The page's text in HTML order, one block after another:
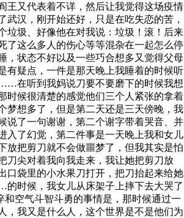
王又代表着不详，然后让我觉得这场疫情
汉，刚开始还好，只是在吃失恋的苦，
垃圾、好像他在对我说：垃圾！滚！后来
了这么多人的伤心等等混杂在一起怎么停
，状态不好以及一些巧合想多又觉得父母
有疑点，一件是那天晚上我睡着的时候听
在听到我妈说刀要不要磨下的时候我想
时候很清楚的感觉他们三个人紧张的拿着
梦想多了，但是第二天还是三天傍晚，我
说了一句谢谢，第二个谢字带着哭音、并
入了幻觉，第二件事是一天晚上我和女儿
放把剪刀就不会做噩梦了，但我其实是怕
刀尖对着我向我走来，我让她把剪刀放
口袋里的小水果刀打开，把刀抬起来给她
时候，我女儿从床架子上摔下去大哭了
和空气斗智斗勇的事情是，那时候通过一
，我又是什么人，这个世界是不是他们为